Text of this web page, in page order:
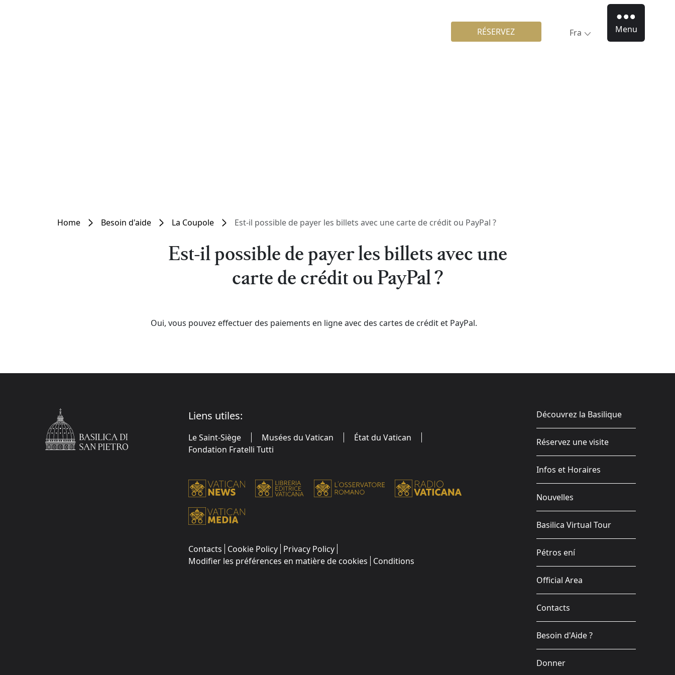
RÉSERVEZ Fra Menu
Home Besoin d'aide La Coupole Est-il possible de payer les billets avec une carte de crédit ou PayPal ?
Est-il possible de payer les billets avec une
carte de crédit ou PayPal ?
Oui, vous pouvez effectuer des paiements en ligne avec des cartes de crédit et PayPal.
Liens utiles:
Le Saint-Siège Musées du Vatican
État du Vatican
Fondation Fratelli Tutti
Contacts Cookie Policy Privacy Policy
Modifier les préférences en matière de cookies Conditions
Découvrez la Basilique
Réservez une visite
Infos et Horaires
Nouvelles
Basilica Virtual Tour
Pétros ení
Official Area
Contacts
Besoin d'Aide ?
Donner